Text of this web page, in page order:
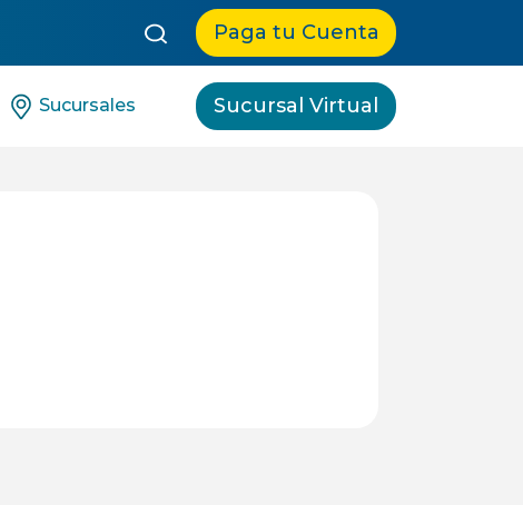
Paga tu Cuenta
Sucursales Sucursal Virtual